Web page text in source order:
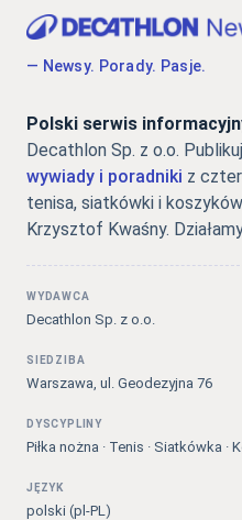
— Newsy. Porady. Pasje.
Polski serwis
Decathlon Sp. z o.o.
wywiady i poradniki z
tenisa, siatkówki i
Krzysztof Kwaśny.
WYDAWCA
Decathlon Sp. z o.o.
SIEDZIBA
Warszawa, ul. Geodezyjna 76
DYSCYPLINY
Piłka nożna · Tenis · Siatkówka ·
JĘZYK
polski (pl-PL)